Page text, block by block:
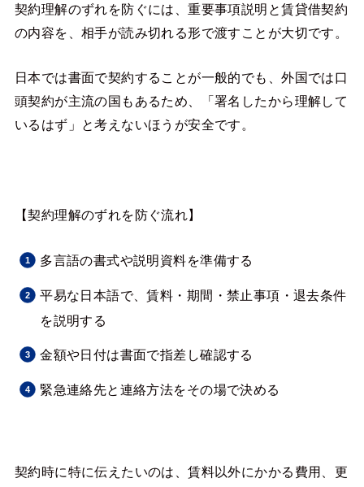
契約理解のずれを防ぐには、重要事項説明と賃貸借契約
の内容を、相手が読み切れる形で渡すことが大切です。
日本では書面で契約することが一般的でも、外国では口
頭契約が主流の国もあるため、「署名したから理解して
いるはず」と考えないほうが安全です。
【契約理解のずれを防ぐ流れ】
多言語の書式や説明資料を準備する
平易な日本語で、賃料・期間・禁止事項・退去条件
を説明する
金額や日付は書面で指差し確認する
緊急連絡先と連絡方法をその場で決める
契約時に特に伝えたいのは、賃料以外にかかる費用、更